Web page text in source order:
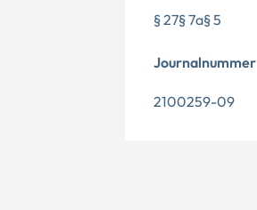
§ 27§ 7a§ 5
Journalnummer
2100259-09